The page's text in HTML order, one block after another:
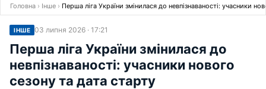
Головна › Інше › Перша ліга України змінилася до невпізнаваності: учасники
ІНШЕ 03 липня 2026 · 17:21
Перша ліга України змінилася до
невпізнаваності: учасники нового
сезону та дата старту